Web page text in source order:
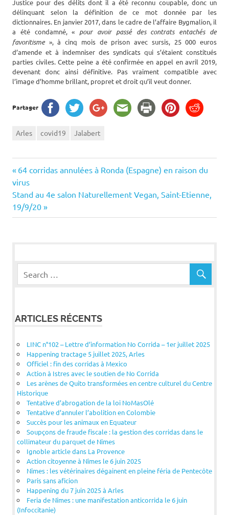
Justice pour des délits dont il a été reconnu coupable, donc un
délinquant selon la définition de ce mot donnée par les
dictionnaires. En janvier 2017, dans le cadre de l’affaire Bygmalion, il
a été condamné, « pour avoir passé des contrats entachés de
favoritisme», à cinq mois de prison avec sursis, 25 000 euros
d’amende et à indemniser des syndicats qui s’étaient constitués
parties civiles. Cette peine a été confirmée en appel enavril 2019,
devenant donc ainsi définitive. Pas vraiment compatible avec
l’image d’homme brillant, propret et droit qu’il veut donner.
Partager
Arles covid19 Jalabert
Navigation
de
l’article
Previous
Post:
64 corridas annulées à Ronda (Espagne) en raison du
virus
Next
Post:
Stand au 4e salon Naturellement Vegan, Saint-Etienne,
19/9/20
ARTICLES RÉCENTS
LINC n°102 – Lettre d’information No Corrida – 1er juillet 2025
Happening tractage 5 juillet 2025, Arles
Officiel : fin des corridas à Mexico
Action à Istres avec le soutien de No Corrida
Les arènes de Quito transformées en centre culturel du Centre
Historique
Tentative d’abrogation de la loi NoMasOlé
Tentative d’annuler l’abolition en Colombie
Succès pour les animaux en Equateur
Soupçons de fraude fiscale : la gestion des corridas dans le
collimateur du parquet de Nîmes
Ignoble article dans La Provence
Action citoyenne à Nîmes le 6 juin 2025
Nîmes : les vétérinaires dégainent en pleine féria de Pentecôte
Paris sans aficion
Happening du 7 juin 2025 à Arles
Feria de Nîmes : une manifestation anticorrida le 6 juin
(Infoccitanie)